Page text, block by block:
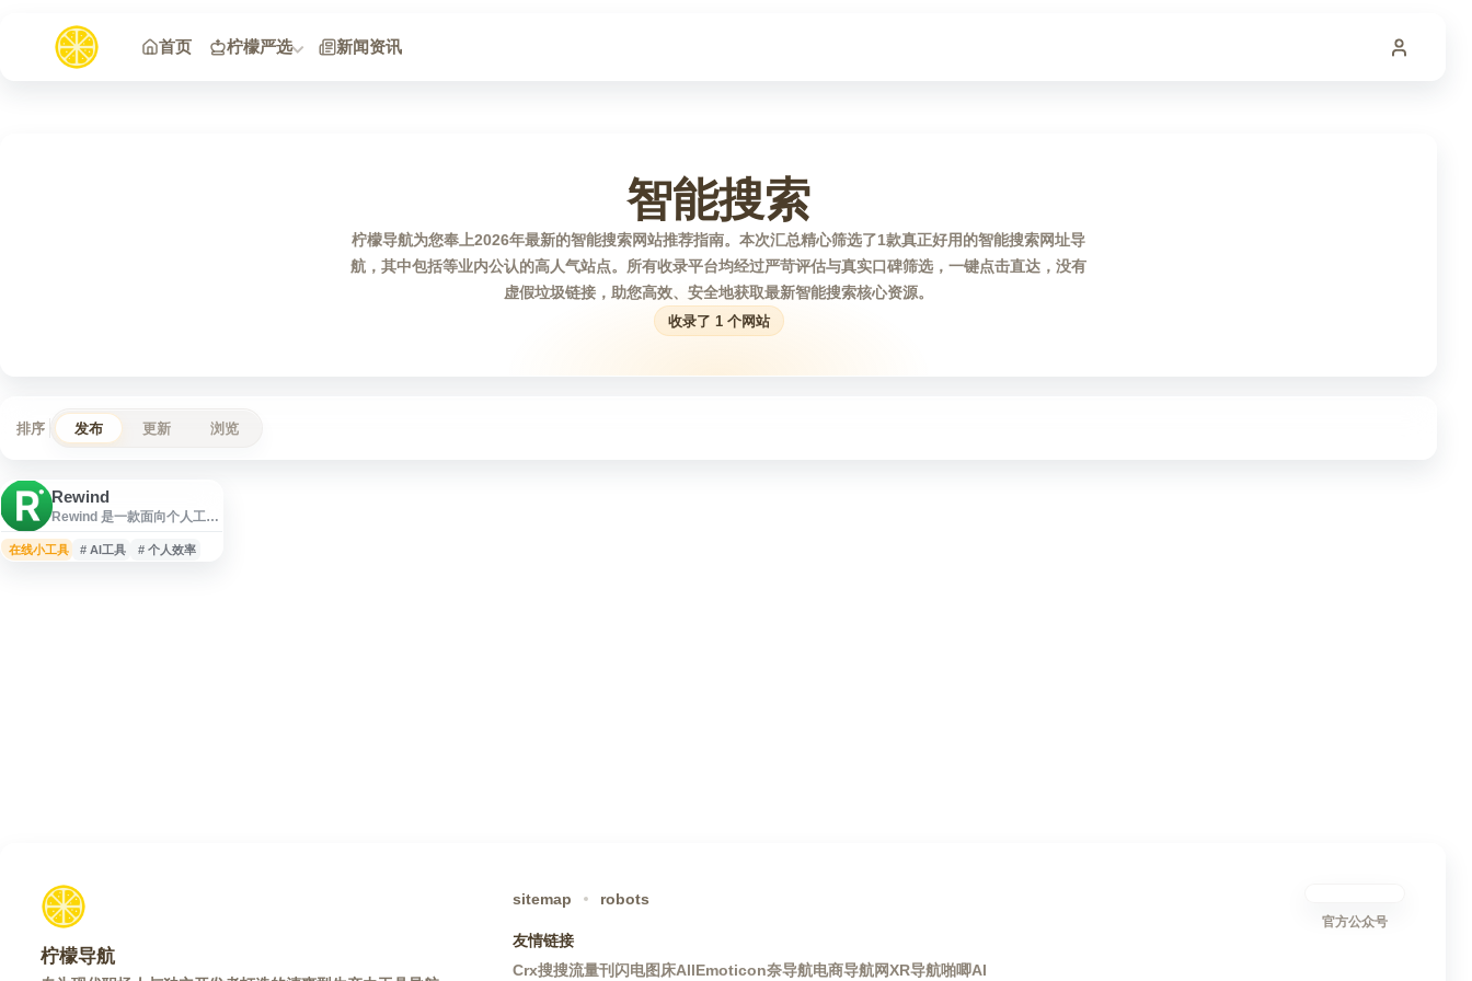
首页
柠檬严选 新闻资讯
智能搜索
柠檬导航为您奉上2026年最新的智能搜索网站推荐指南。本次汇总精心筛选了1款真正好用的智能搜索网址导
航，其中包括等业内公认的高人气站点。所有收录平台均经过严苛评估与真实口碑筛选，一键点击直达，没有
虚假垃圾链接，助您高效、安全地获取最新智能搜索核心资源。
收录了 1 个网站
排序 发布 更新 浏览
Rewind
Rewind 是一款面向个人工作
帮助用户记录、搜索和回溯
电脑上的活动内容。通过本
在线小工具 # AI工具 # 个人效率
柠檬导航
sitemap robots
友情链接
Crx搜搜流量刊 闪电图床AllEmoticon奈导航电商导航网XR导航啪唧AI
官方公众号